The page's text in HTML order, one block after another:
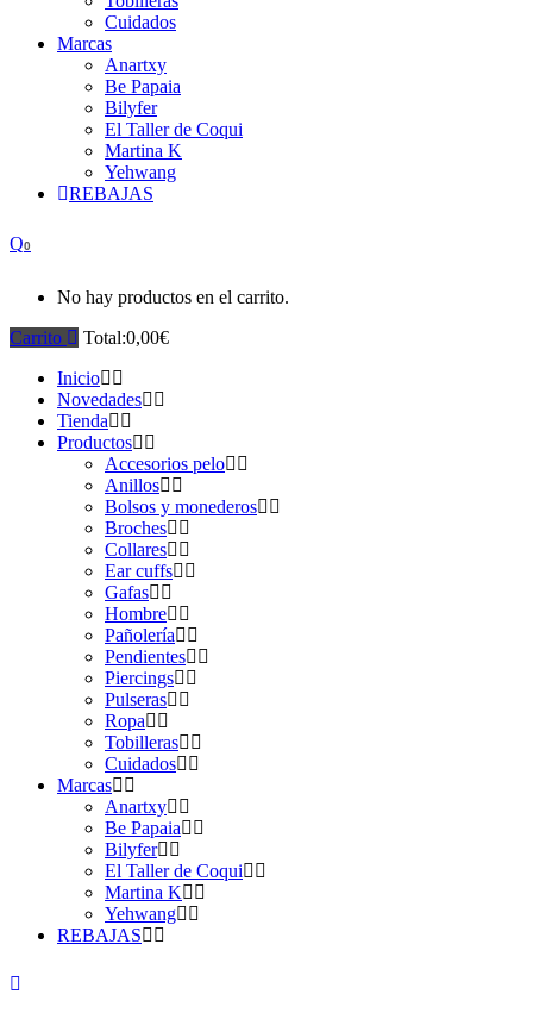
Cuidados
Marcas
Anartxy
Be Papaia
Bilyfer
El Taller de Coqui
Martina K
Yehwang
REBAJAS
0
No hay productos en el carrito.
Carrito
Total:0,00€
Inicio
Novedades
Tienda
Productos
Accesorios pelo
Anillos
Bolsos y monederos
Broches
Collares
Ear cuffs
Gafas
Hombre
Pañolería
Pendientes
Piercings
Pulseras
Ropa
Tobilleras
Cuidados
Marcas
Anartxy
Be Papaia
Bilyfer
El Taller de Coqui
Martina K
Yehwang
REBAJAS